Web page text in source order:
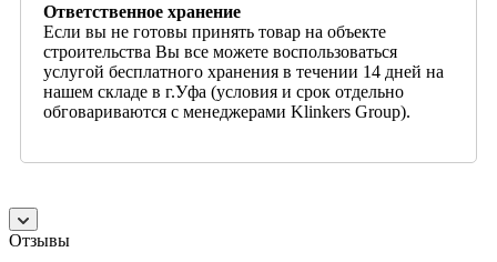
Ответственное хранение
Если вы не готовы принять товар на объекте
строительства Вы все можете воспользоваться
услугой бесплатного хранения в течении 14 дней на
нашем складе в г.Уфа (условия и срок отдельно
обговариваются с менеджерами Klinkers Group).
Отзывы